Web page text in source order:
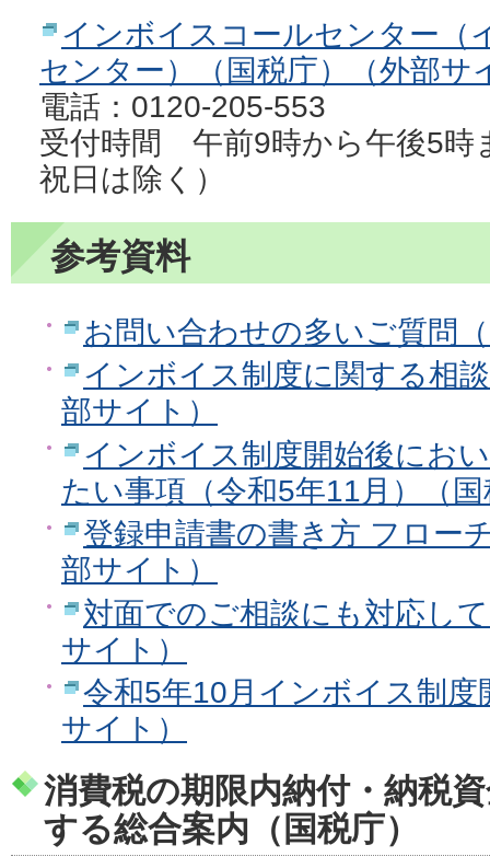
インボイスコールセンター（
センター）（国税庁）（外部サ
電話：0120-205-553
受付時間 午前9時から午後5時
祝日は除く）
参考資料
お問い合わせの多いご質問
インボイス制度に関する相
部サイト）
インボイス制度開始後にお
たい事項（令和5年11月）（
登録申請書の書き方 フロー
部サイト）
対面でのご相談にも対応し
サイト）
令和5年10月インボイス制度
サイト）
消費税の期限内納付・納税
する総合案内（国税庁）